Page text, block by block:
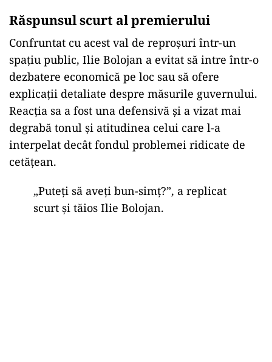
Răspunsul scurt al premierului
Confruntat cu acest val de reproșuri într-un
spațiu public, Ilie Bolojan a evitat să intre într-o
dezbatere economică pe loc sau să ofere
explicații detaliate despre măsurile guvernului.
Reacția sa a fost una defensivă și a vizat mai
degrabă tonul și atitudinea celui care l-a
interpelat decât fondul problemei ridicate de
cetățean.
„Puteți să aveți bun-simț?”, a replicat
scurt și tăios Ilie Bolojan.